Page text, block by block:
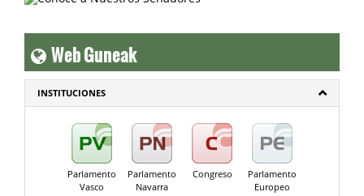
Web Guneak
INSTITUCIONES
Parlamento
Vasco
Parlamento
Navarra
Congreso
Parlamento
Europeo